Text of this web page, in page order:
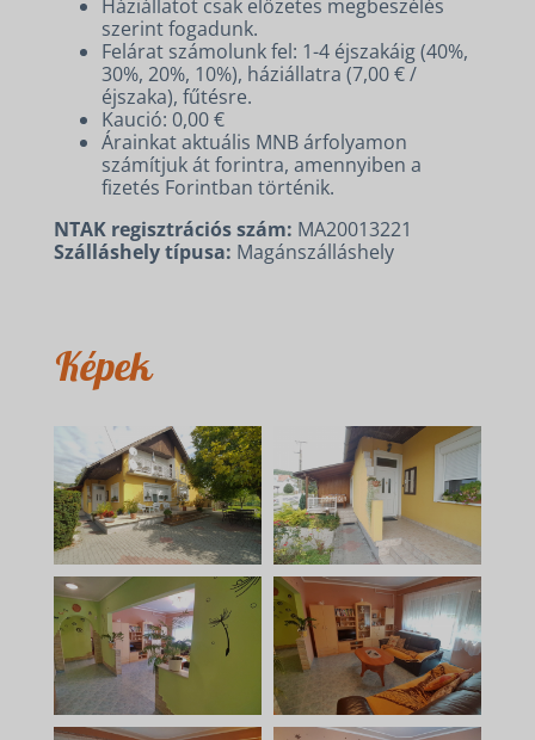
KERÉKPÁR ÉS E-BIKE
KAPCSOLAT
Háziállatot csak előzetes megbeszélés
szerint fogadunk.
Felárat számolunk fel: 1-4 éjszakáig (40%,
30%, 20%, 10%), háziállatra (7,00 € /
éjszaka), fűtésre.
Kaució: 0,00 €
Árainkat aktuális MNB árfolyamon
számítjuk át forintra, amennyiben a
fizetés Forintban történik.
NTAK regisztrációs szám: MA20013221
Szálláshely típusa: Magánszálláshely
Képek